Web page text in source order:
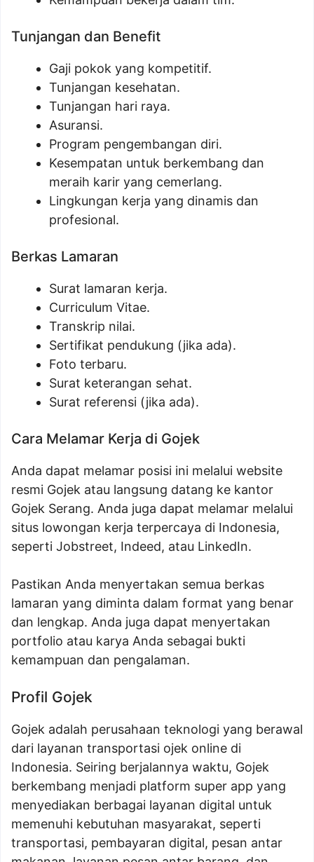
Tunjangan dan Benefit
Gaji pokok yang kompetitif.
Tunjangan kesehatan.
Tunjangan hari raya.
Asuransi.
Program pengembangan diri.
Kesempatan untuk berkembang dan
meraih karir yang cemerlang.
Lingkungan kerja yang dinamis dan
profesional.
Berkas Lamaran
Surat lamaran kerja.
Curriculum Vitae.
Transkrip nilai.
Sertifikat pendukung (jika ada).
Foto terbaru.
Surat keterangan sehat.
Surat referensi (jika ada).
Cara Melamar Kerja di Gojek
Anda dapat melamar posisi ini melalui website
resmi Gojek atau langsung datang ke kantor
Gojek Serang. Anda juga dapat melamar melalui
situs lowongan kerja terpercaya di Indonesia,
seperti Jobstreet, Indeed, atau LinkedIn.
Pastikan Anda menyertakan semua berkas
lamaran yang diminta dalam format yang benar
dan lengkap. Anda juga dapat menyertakan
portfolio atau karya Anda sebagai bukti
kemampuan dan pengalaman.
Profil Gojek
Gojek adalah perusahaan teknologi yang berawal
dari layanan transportasi ojek online di
Indonesia. Seiring berjalannya waktu, Gojek
berkembang menjadi platform super app yang
menyediakan berbagai layanan digital untuk
memenuhi kebutuhan masyarakat, seperti
transportasi, pembayaran digital, pesan antar